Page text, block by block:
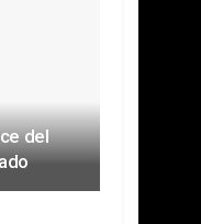
del